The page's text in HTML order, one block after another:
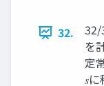
32.
32/
を
定
𝑠